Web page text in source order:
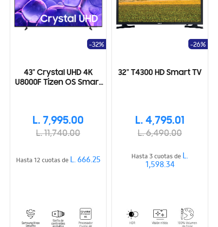
43" Crystal UHD 4K
U8000F Tizen OS Smart
L. 7,995.00
L. 11,740.00
-32%
Hasta 12 cuotas deL. 666.25
32" T4300 HD Smart TV
L. 4,795.01
L. 6,490.00
-26%
Hasta 3 cuotas deL.
1,598.34